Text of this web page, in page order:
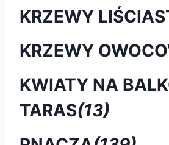
KRZEWY
KRZEWY
KWIATY NA
TARAS(13)